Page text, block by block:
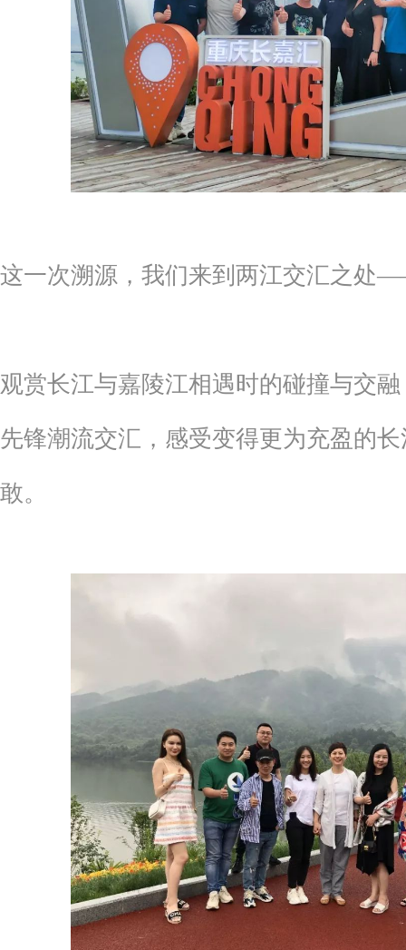
这一次溯源，我们来到两江交汇之处
观赏长江与嘉陵江相遇时的碰撞与交
先锋潮流交汇，感受变得更为充盈的
敢。